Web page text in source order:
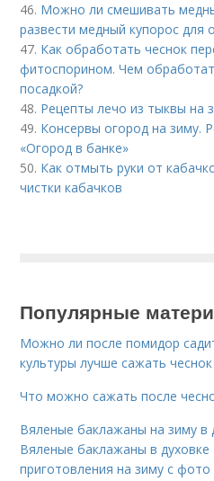
46. Можно ли смешивать
развести медный купорос для
47. Как обработать чеснок
фитоспорином. Чем
посадкой?
48. Рецепты лечо из тыквы на
49. Консервы огород на зиму.
«Огород в банке»
50. Как отмыть руки от
чистки кабачков
Популярные
Можно ли после помидор
культуры лучше сажать
Что можно сажать после
Вяленые баклажаны на зиму в
Вяленые баклажаны в
приготовления на зиму с